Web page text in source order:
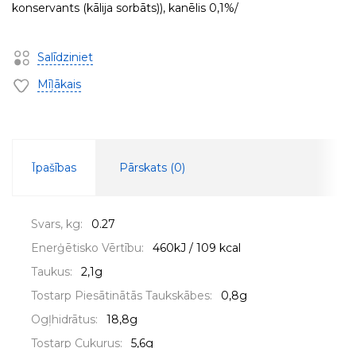
konservants (kālija sorbāts)), kanēlis 0,1%/
Salīdziniet
Mīļākais
Īpašības Pārskats (0)
Svars, kg:
0.27
Enerģētisko Vērtību:
460kJ / 109 kcal
Taukus:
2,1g
Tostarp Piesātinātās Taukskābes:
0,8g
Ogļhidrātus:
18,8g
Tostarp Cukurus:
5,6g